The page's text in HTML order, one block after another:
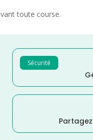
toute course.
Sécurité